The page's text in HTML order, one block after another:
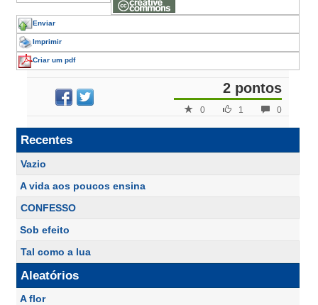
Enviar
Imprimir
Criar um pdf
2 pontos
0
1
0
Recentes
Vazio
A vida aos poucos ensina
CONFESSO
Sob efeito
Tal como a lua
Aleatórios
A flor